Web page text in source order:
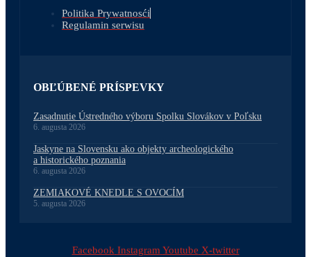
Politika Prywatnosći
Regulamin serwisu
OBĽÚBENÉ PRÍSPEVKY
Zasadnutie Ústredného výboru Spolku Slovákov v Poľsku
6. augusta 2026
Jaskyne na Slovensku ako objekty archeologického
a historického poznania
6. augusta 2026
ZEMIAKOVÉ KNEDLE S OVOCÍM
5. augusta 2026
Facebook Instagram Youtube X-twitter